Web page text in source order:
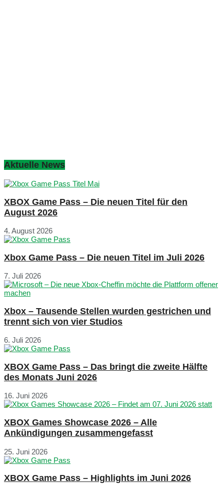
Aktuelle News
XBOX Game Pass – Die neuen Titel für den
August 2026
4. August 2026
Xbox Game Pass – Die neuen Titel im Juli 2026
7. Juli 2026
Xbox – Tausende Stellen wurden gestrichen und
trennt sich von vier Studios
6. Juli 2026
XBOX Game Pass – Das bringt die zweite Hälfte
des Monats Juni 2026
16. Juni 2026
XBOX Games Showcase 2026 – Alle
Ankündigungen zusammengefasst
25. Juni 2026
XBOX Game Pass – Highlights im Juni 2026